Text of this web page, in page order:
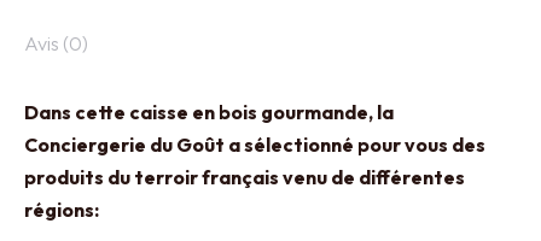
Avis (0)
Dans cette caisse en bois gourmande, la
Conciergerie du Goût a sélectionné pour vous des
produits du terroir français venu de différentes
régions: